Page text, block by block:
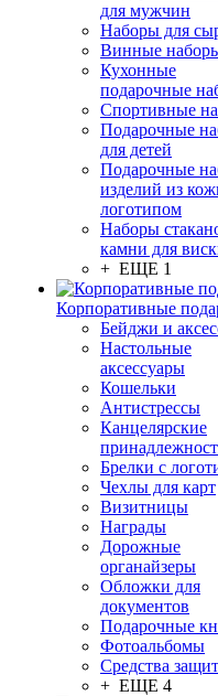
для мужчин
Наборы для
Винные
Кухонные
подарочные
Спортивные
Подарочные
для детей
Подарочные
изделий из
логотипом
Наборы
камни для
+ ЕЩЕ 1
Корпоративные
Бейджи и
Настольные
аксессуары
Кошельки
Антистрессы
Канцелярские
Брелки с
Чехлы для карт
Визитницы
Награды
Дорожные
органайзеры
Обложки для
документов
Подарочные
Фотоальбомы
Средства
+ ЕЩЕ 4